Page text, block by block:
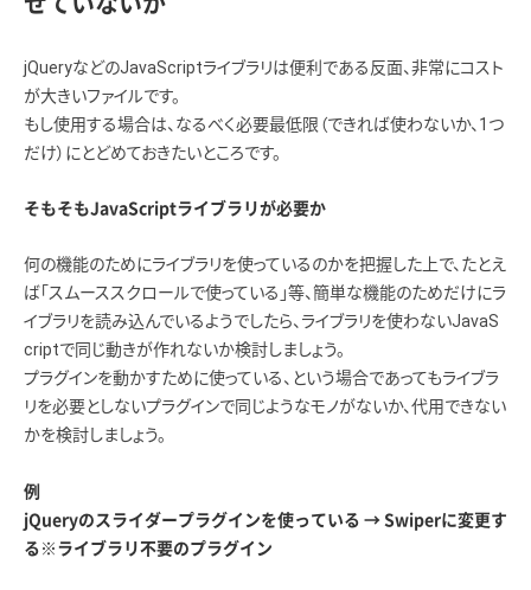
jQueryなどのJavaScriptライブラリは便利である反面、非常にコスト
が大きいファイルです。
もし使用する場合は、なるべく必要最低限（できれば使わないか、1つ
だけ）にとどめておきたいところです。
そもそもJavaScriptライブラリが必要か
何の機能のためにライブラリを使っているのかを把握した上で、たとえ
ば「スムーススクロールで使っている」等、簡単な機能のためだけにラ
イブラリを読み込んでいるようでしたら、ライブラリを使わないJavaS
criptで同じ動きが作れないか検討しましょう。
プラグインを動かすために使っている、という場合であってもライブラ
リを必要としないプラグインで同じようなモノがないか、代用できない
かを検討しましょう。
例
jQueryのスライダープラグインを使っている → Swiperに変更す
る※ライブラリ不要のプラグイン